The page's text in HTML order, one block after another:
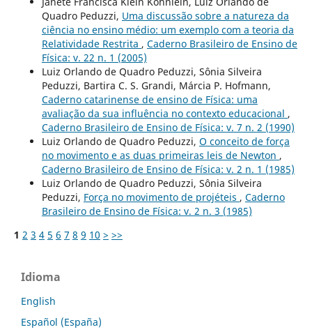
Quadro Peduzzi, Uma discussão sobre a natureza da
ciência no ensino médio: um exemplo com a teoria da
Relatividade Restrita , Caderno Brasileiro de Ensino de
Física: v. 22 n. 1 (2005)
Luiz Orlando de Quadro Peduzzi, Sônia Silveira
Peduzzi, Bartira C. S. Grandi, Márcia P. Hofmann,
Caderno catarinense de ensino de Física: uma
avaliação da sua influência no contexto educacional ,
Caderno Brasileiro de Ensino de Física: v. 7 n. 2 (1990)
Luiz Orlando de Quadro Peduzzi, O conceito de força
no movimento e as duas primeiras leis de Newton ,
Caderno Brasileiro de Ensino de Física: v. 2 n. 1 (1985)
Luiz Orlando de Quadro Peduzzi, Sônia Silveira
Peduzzi, Força no movimento de projéteis , Caderno
Brasileiro de Ensino de Física: v. 2 n. 3 (1985)
1 2 3 4 5 6 7 8 9 10 > >>
Idioma
English
Español (España)